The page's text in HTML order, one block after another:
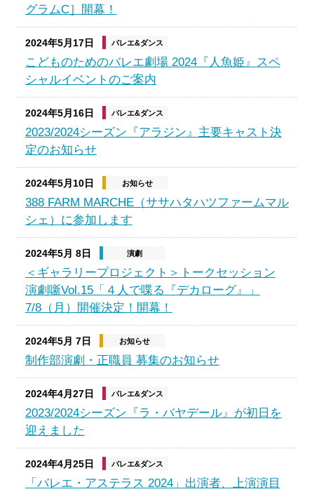
グラムC］開幕！
2024年5月17日 バレエ&ダンス
こどものためのバレエ劇場 2024『人魚姫』スペ
シャルイベントのご案内
2024年5月16日 バレエ&ダンス
2023/2024シーズン『アラジン』主要キャスト決
定のお知らせ
2024年5月10日 お知らせ
388 FARM MARCHE（ササハタハツファームマル
シェ）に参加します
2024年5月 8日 演劇
＜ギャラリープロジェクト＞トークセッション
演劇噺Vol.15「４人で喋る『デカローグ』」
7/8（月）開催決定！開幕！
2024年5月 7日 お知らせ
制作部演劇・正職員 募集のお知らせ
2024年4月27日 バレエ&ダンス
2023/2024シーズン『ラ・バヤデール』が初日を
迎えました
2024年4月25日 バレエ&ダンス
「バレエ・アステラス 2024」出演者、上演演目